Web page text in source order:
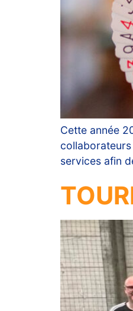
Cette année
services afin